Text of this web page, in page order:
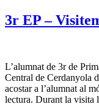
3r EP –
L’alumnat de 3r de
Central de Cerdanyola
acostar a l’alumnat al
lectura. Durant la visita